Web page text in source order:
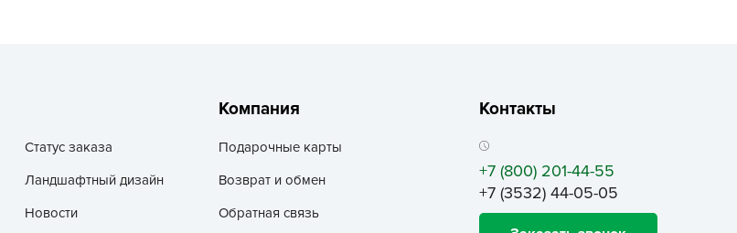
Zarit
АБТ Групп
Статус заказа
Ландшафтный дизайн
Новости
Компания
Подарочные карты
Возврат и обмен
Обратная связь
Контакты
+7 (800) 201-44-55
+7 (3532) 44-05-05